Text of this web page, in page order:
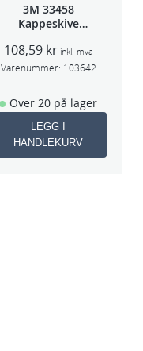
3M 33458
Kappeskive
5stk/pk pris/stk
108,59 kr inkl. mva
Varenummer: 103642
Over 20 på lager
LEGG I
HANDLEKURV